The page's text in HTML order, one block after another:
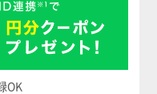
OK